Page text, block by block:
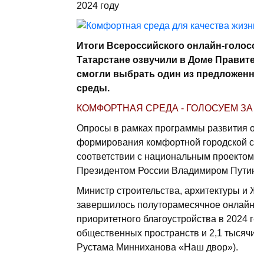
2024 году
Итоги Всероссийского онлайн-
Татарстане озвучили в Доме
смогли выбрать один из
среды.
КОМФОРТНАЯ СРЕДА - ГОЛОСУЕМ
Опросы в рамках программы развития
формирования комфортной городской
соответствии с национальным
Президентом России Владимиром
Министр строительства, архитектуры
завершилось полуторамесячное
приоритетного благоустройства в
общественных пространств и 2,1
Рустама Минниханова «Наш двор»).